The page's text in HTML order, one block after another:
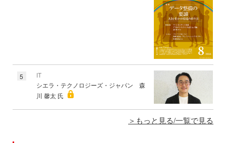
5
IT
シエラ・テクノロジーズ・ジャパン 森
川 馨太 氏
もっと見る/一覧で見る